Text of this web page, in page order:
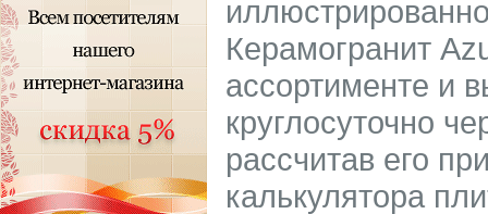
Керамогранит
ассортименте и
круглосуточно
рассчитав его
калькулятора